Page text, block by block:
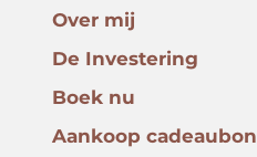
Over mij
De Investering
Boek nu
Aankoop cadeaubon